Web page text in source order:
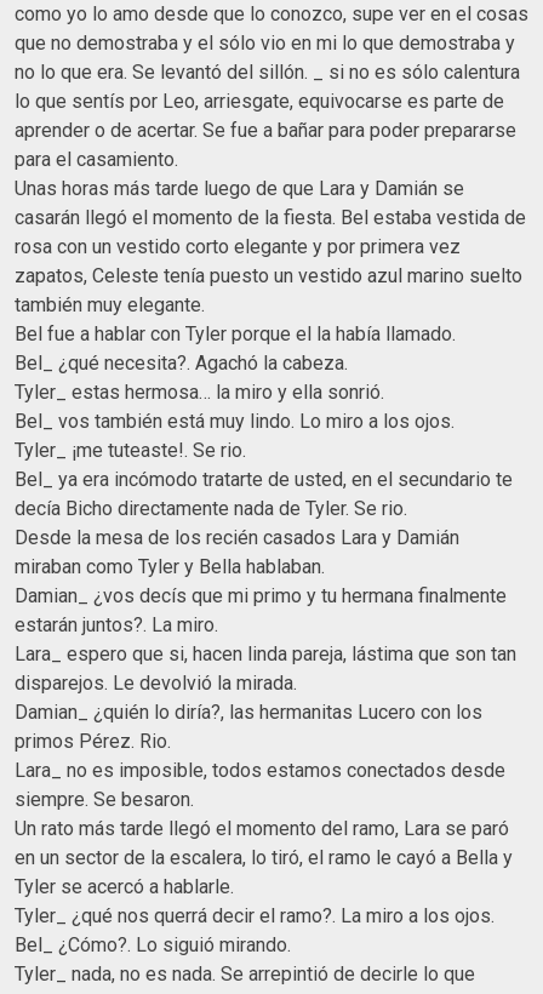
como yo lo amo desde que lo conozco, supe ver en el cosas
que no demostraba y el sólo vio en mi lo que demostraba y
no lo que era. Se levantó del sillón. _ si no es sólo calentura
lo que sentís por Leo, arriesgate, equivocarse es parte de
aprender o de acertar. Se fue a bañar para poder prepararse
para el casamiento.
Unas horas más tarde luego de que Lara y Damián se
casarán llegó el momento de la fiesta. Bel estaba vestida de
rosa con un vestido corto elegante y por primera vez
zapatos, Celeste tenía puesto un vestido azul marino suelto
también muy elegante.
Bel fue a hablar con Tyler porque el la había llamado.
Bel_ ¿qué necesita?. Agachó la cabeza.
Tyler_ estas hermosa… la miro y ella sonrió.
Bel_ vos también está muy lindo. Lo miro a los ojos.
Tyler_ ¡me tuteaste!. Se rio.
Bel_ ya era incómodo tratarte de usted, en el secundario te
decía Bicho directamente nada de Tyler. Se rio.
Desde la mesa de los recién casados Lara y Damián
miraban como Tyler y Bella hablaban.
Damian_ ¿vos decís que mi primo y tu hermana finalmente
estarán juntos?. La miro.
Lara_ espero que si, hacen linda pareja, lástima que son tan
disparejos. Le devolvió la mirada.
Damian_ ¿quién lo diría?, las hermanitas Lucero con los
primos Pérez. Rio.
Lara_ no es imposible, todos estamos conectados desde
siempre. Se besaron.
Un rato más tarde llegó el momento del ramo, Lara se paró
en un sector de la escalera, lo tiró, el ramo le cayó a Bella y
Tyler se acercó a hablarle.
Tyler_ ¿qué nos querrá decir el ramo?. La miro a los ojos.
Bel_ ¿Cómo?. Lo siguió mirando.
Tyler_ nada, no es nada. Se arrepintió de decirle lo que